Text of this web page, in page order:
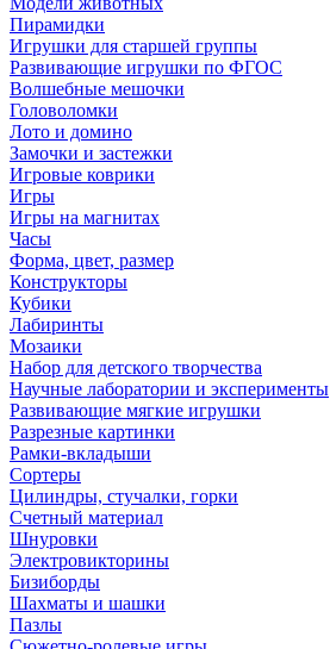
Пирамидки
Игрушки для старшей группы
Развивающие игрушки по ФГОС
Волшебные мешочки
Головоломки
Лото и домино
Замочки и застежки
Игровые коврики
Игры
Игры на магнитах
Часы
Форма, цвет, размер
Конструкторы
Кубики
Лабиринты
Мозаики
Набор для детского творчества
Научные лаборатории и эксперименты
Развивающие мягкие игрушки
Разрезные картинки
Рамки-вкладыши
Сортеры
Цилиндры, стучалки, горки
Счетный материал
Шнуровки
Электровикторины
Бизиборды
Шахматы и шашки
Пазлы